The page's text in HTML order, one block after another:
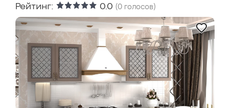
Рейтинг: 0.0 (0 голосов)